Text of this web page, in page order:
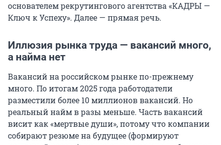
основателем рекрутингового агентства «КАДРЫ —
Ключ к Успеху». Далее — прямая речь.
Иллюзия рынка труда — вакансий много,
а найма нет
Вакансий на российском рынке по-прежнему
много. По итогам 2025 года работодатели
разместили более 10 миллионов вакансий. Но
реальный найм в разы меньше. Часть вакансий
висит как «мертвые души», потому что компании
собирают резюме на будущее (формируют